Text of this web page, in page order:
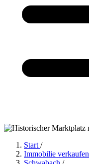
Start /
Immobilie verkaufen